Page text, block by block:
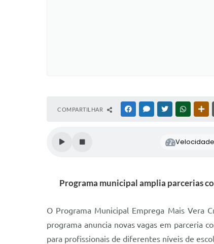
COMPARTILHAR FACEBOOKMESSENGER
TWITTER
Programa municipal amplia parcerias
O Programa Municipal Emprega Mais Vera
programa anuncia novas vagas em parceria
para profissionais de diferentes níveis de